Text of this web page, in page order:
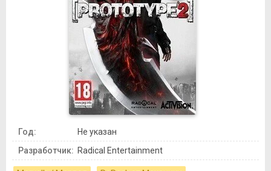
Год:
Не указан
Разработчик: Radical Entertainment